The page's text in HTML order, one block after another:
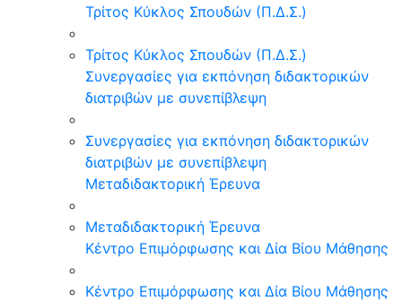
Τρίτος Κύκλος Σπουδών (Π.Δ.Σ.)
Τρίτος Κύκλος Σπουδών (Π.Δ.Σ.)
Συνεργασίες για εκπόνηση διδακτορικών
διατριβών με συνεπίβλεψη
Συνεργασίες για εκπόνηση διδακτορικών
διατριβών με συνεπίβλεψη
Μεταδιδακτορική Έρευνα
Μεταδιδακτορική Έρευνα
Κέντρο Επιμόρφωσης και Δία Βίου Μάθησης
Κέντρο Επιμόρφωσης και Δία Βίου Μάθησης